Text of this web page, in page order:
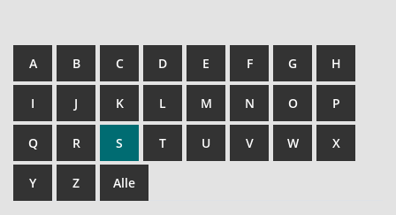
A B C D E F G H
I J K L M N O P
Q R S T U V W X
Y Z Alle